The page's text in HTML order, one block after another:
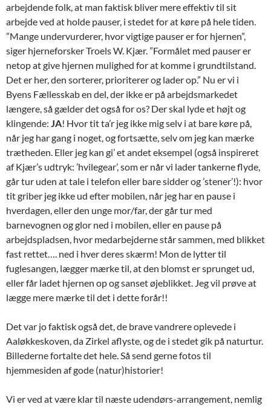
arbejdende folk, at man faktisk bliver mere effektiv til sit
arbejde ved at holde pauser, i stedet for at køre på hele tiden.
”Mange undervurderer, hvor vigtige pauser er for hjernen”,
siger hjerneforsker Troels W. Kjær. ”Formålet med pauser er
netop at give hjernen mulighed for at komme i grundtilstand.
Det er her, den sorterer, prioriterer og lader op.” Nu er vi i
Byens Fællesskab en del, der ikke er på arbejdsmarkedet
længere, så gælder det også for os? Der skal lyde et højt og
klingende: JA! Hvor tit ta’r jeg ikke mig selv i at bare køre på,
når jeg har gang i noget, og fortsætte, selv om jeg kan mærke
trætheden. Eller jeg kan gi’ et andet eksempel (også inspireret
af Kjær’s udtryk: ’hvilegear’, som er når vi lader tankerne flyde,
går tur uden at tale i telefon eller bare sidder og ’stener’!): hvor
tit griber jeg ikke ud efter mobilen, når jeg har en pause i
hverdagen, eller den unge mor/far, der går tur med
barnevognen og glor ned i mobilen, eller en pause på
arbejdspladsen, hvor medarbejderne står sammen, med blikket
fast rettet…. ned i hver deres skærm! Mon de lytter til
fuglesangen, lægger mærke til, at den blomst er sprunget ud,
eller får ladet hjernen op og sanset øjeblikket. Jeg vil prøve at
lægge mere mærke til det i dette forår!!
Det var jo faktisk også det, de brave vandrere oplevede i
Aaløkkeskoven, da Zirkel aflyste, og de i stedet gik på naturtur.
Billederne fortalte det hele. Så send gerne fotos til
hjemmesiden af gode (natur)historier!
Vi er ved at være klar til næste udendørs-arrangement, nemlig